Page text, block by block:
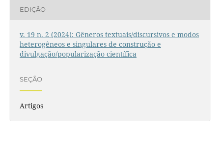
EDIÇÃO
v. 19 n. 2 (2024): Gêneros textuais/discursivos e modos
heterogêneos e singulares de construção e
divulgação/popularização científica
SEÇÃO
Artigos